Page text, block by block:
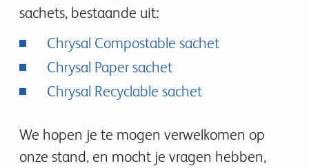
sachets, bestaande uit:
Chrysal Compostable sachet
Chrysal Paper sachet
Chrysal Recyclable sachet
We hopen je te mogen verwelkomen op
onze stand, en mocht je vragen hebben,